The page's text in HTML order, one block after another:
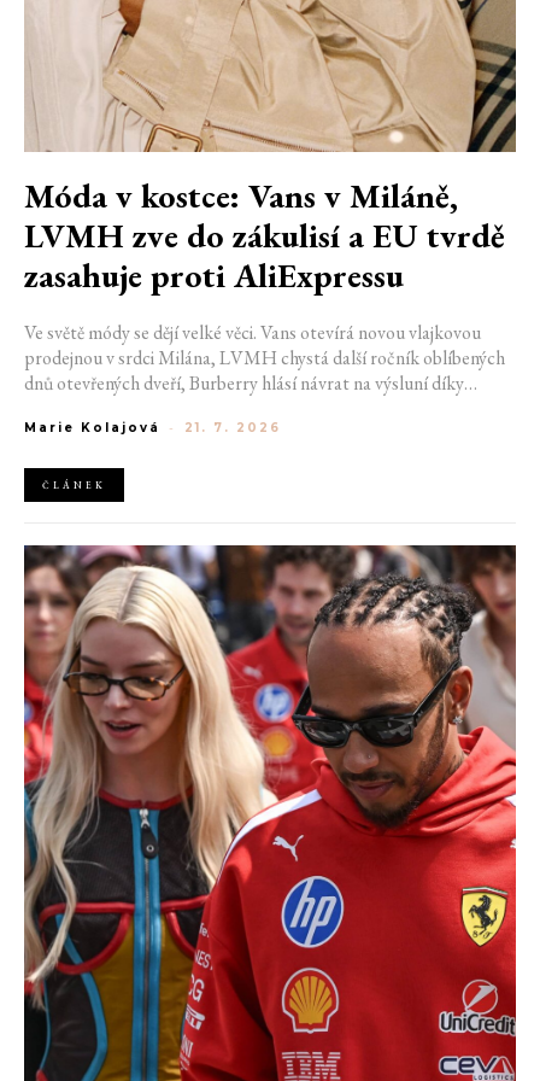
Móda v kostce: Vans v Miláně,
LVMH zve do zákulisí a EU tvrdě
zasahuje proti AliExpressu
Ve světě módy se dějí velké věci. Vans otevírá novou vlajkovou
prodejnou v srdci Milána, LVMH chystá další ročník oblíbených
dnů otevřených dveří, Burberry hlásí návrat na výsluní díky
AliExpress.
Marie Kolajová - 21. 7. 2026
ČLÁNEK